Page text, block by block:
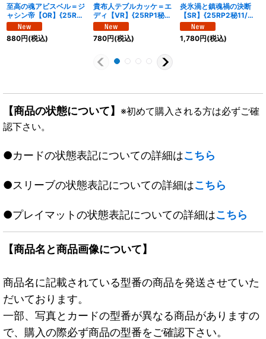
至高の魂アビスベル＝ジ
ャシン帝【OR】{25RP1
秘1/秘24}《多》
880円(税込)
貴布人テブルカッケ＝エ
ディ【VR】{25RP1秘
14/秘24}《闇》
780円(税込)
炎氷渦と鎮魂禍の決断
【SR】{25RP2秘11/秘
24}《多》
1,780円(税込)
【商品の状態について】 ※初めて購入される方は必ずご確
認下さい。
●カードの状態表記についての詳細はこちら
●スリーブの状態表記についての詳細はこちら
●プレイマットの状態表記についての詳細はこちら
【商品名と商品画像について】
商品名に記載されている型番の商品を発送させていた
だいております。
一部、写真とカードの型番が異なる商品がありますの
で、購入の際必ず商品の型番をご確認下さい。